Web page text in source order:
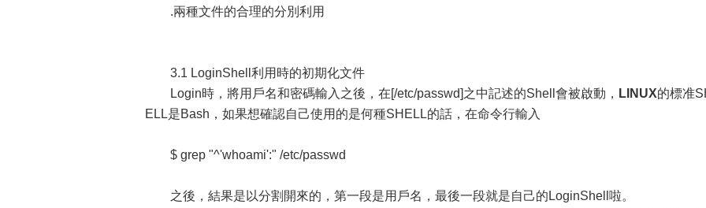
.兩種文件的合理的分別利用
3.1 LoginShell利用時的初期化文件
Login時，將用戶名和密碼輸入之後，在[/etc/passwd]之中記述的Shell會被啟動， LINUX的標准
ELL是Bash，如果想確認自己使用的是何種SHELL的話，在命令行輸入
$ grep "^'whoami':" /etc/passwd
之後，結果是以分割開來的，第一段是用戶名，最後一段就是自己的LoginShell啦。